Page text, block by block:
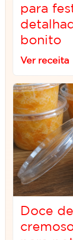
para
bonito
Ver receita
Doce